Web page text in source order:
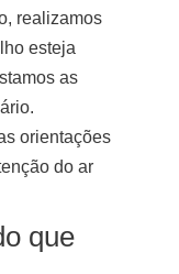
realizamos
esteja
as
orientações
do ar
que